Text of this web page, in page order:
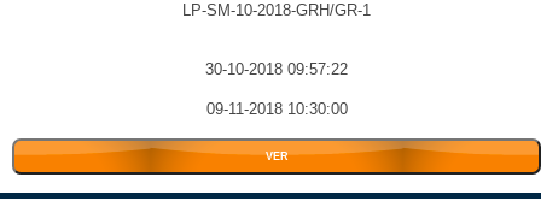
LP-SM-10-2018-GRH/GR-1
30-10-2018 09:57:22
09-11-2018 10:30:00
VER